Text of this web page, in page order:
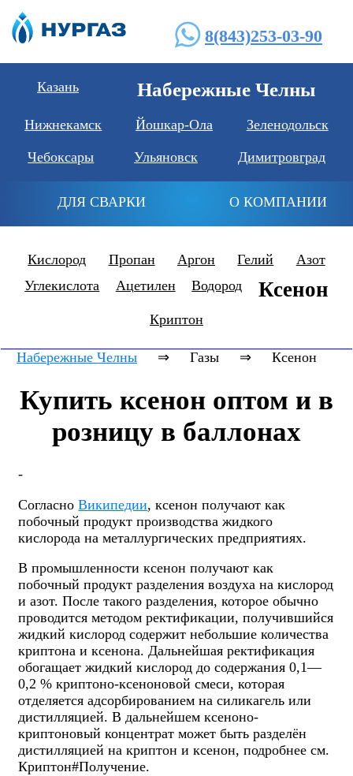
8(843)253-03-90
Казань Набережные Челны
Нижнекамск Йошкар-Ола Зеленодольск
Чебоксары Ульяновск Димитровград
ДЛЯ СВАРКИ О КОМПАНИИ
Кислород Пропан Аргон Гелий
Азот
Углекислота
Ацетилен Водород Ксенон
Криптон
Набережные Челны ⇒ Газы ⇒ Ксенон
Купить ксенон оптом и в
розницу в баллонах
-
СогласноВикипедии, ксенон получают как
побочный продукт производства жидкого
кислорода на металлургических предприятиях.
В промышленности ксенон получают как
побочный продукт разделения воздуха на кислород
и азот. После такого разделения, которое обычно
проводится методом ректификации, получившийся
жидкий кислород содержит небольшие количества
криптона и ксенона. Дальнейшая ректификация
обогащает жидкий кислород до содержания 0,1—
0,2 % криптоно-ксеноновой смеси, которая
отделяется адсорбированием на силикагель или
дистилляцией. В дальнейшем ксеноно-
криптоновый концентрат может быть разделён
дистилляцией на криптон и ксенон, подробнее см.
Криптон#Получение.